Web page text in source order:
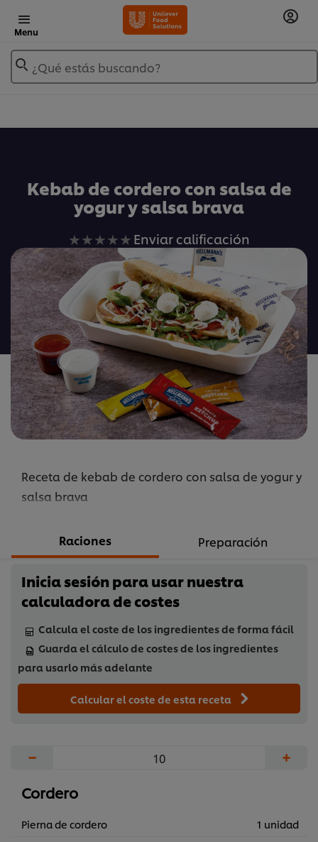
Menu
¿Qué estás buscando?
Kebab de cordero con salsa de
yogur y salsa brava
No
han
enviado
calificaciones
para
este
recipe
Enviar calificación
Receta de kebab de cordero con salsa de yogur y
salsa brava
Raciones Preparación
Inicia sesión para usar nuestra
calculadora de costes
Calcula el coste de los ingredientes de forma fácil
Guarda el cálculo de costes de los ingredientes
para usarlo más adelante
Calcular el coste de esta receta
− +
Cordero
Pierna de cordero
1 unidad